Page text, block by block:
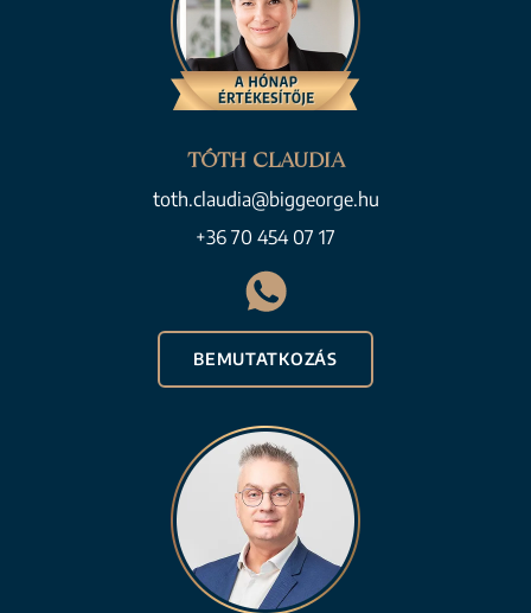
TÓTH CLAUDIA
toth.claudia@biggeorge.hu
+36 70 454 07 17
BEMUTATKOZÁS